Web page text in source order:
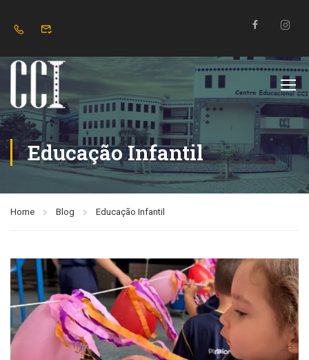
Educação Infantil
Home Blog Educação Infantil